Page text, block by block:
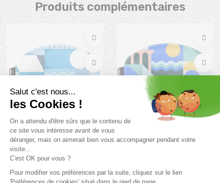
Produits complémentaires
Taille en stock
T.U
GOGGLESOC Gogglesoc
14,5 €
T.U
/bluebird